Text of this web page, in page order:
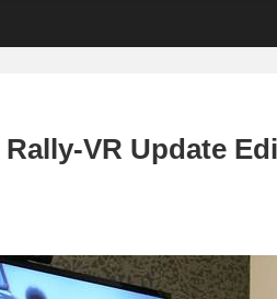
VR Update